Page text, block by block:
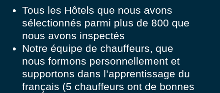
Tous les Hôtels que nous avons
sélectionnés parmi plus de 800 que
nous avons inspectés
Notre équipe de chauffeurs, que
nous formons personnellement et
supportons dans l’apprentissage du
français (5 chauffeurs ont de bonnes